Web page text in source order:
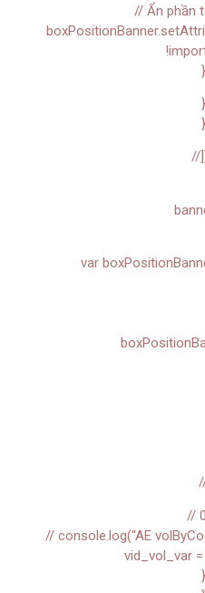
// Ẩn phần
}
}
}
//
var
//
// console.log(“AE
vid_vol_var
}